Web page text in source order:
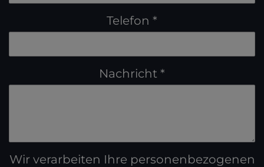
Telefon
Nachricht
Wir verarbeiten Ihre personenbezogenen